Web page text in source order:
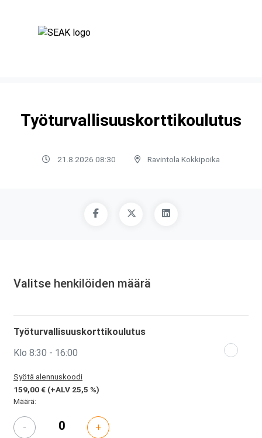
Työturvallisuuskorttikoulutus
21.8.2026 08:30 Ravintola Kokkipoika
Valitse henkilöiden määrä
Työturvallisuuskorttikoulutus
Klo 8:30 - 16:00
Syötä alennuskoodi
159,00 € (+ALV 25,5 %)
Määrä:
- +